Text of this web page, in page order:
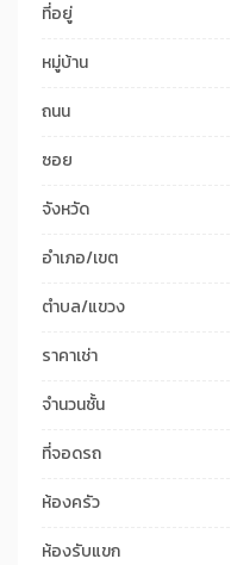
ที่อยู่
หมู่บ้าน
ถนน
ซอย
จังหวัด
อำเภอ/เขต
ตำบล/แขวง
ราคาเช่า
จำนวนชั้น
ที่จอดรถ
ห้องครัว
ห้องรับแขก